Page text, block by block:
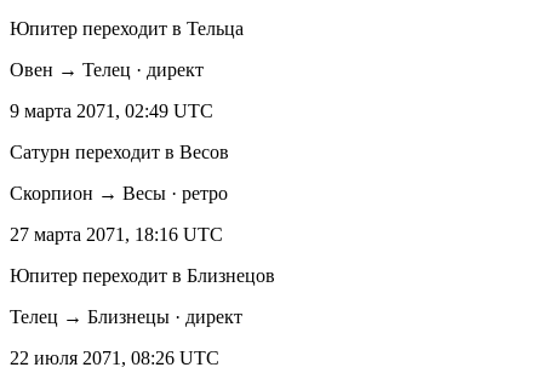
Юпитер переходит в Тельца
Овен → Телец · директ
9 марта 2071, 02:49 UTC
Сатурн переходит в Весов
Скорпион → Весы · ретро
27 марта 2071, 18:16 UTC
Юпитер переходит в Близнецов
Телец → Близнецы · директ
22 июля 2071, 08:26 UTC